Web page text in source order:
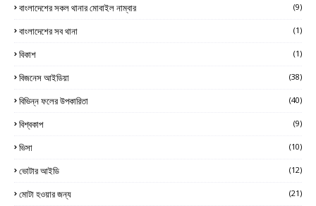
বাংলাদেশের সকল থানার মোবাইল নাম্বার (9)
বাংলাদেশের সব থানা (1)
বিকাশ (1)
বিজনেস আইডিয়া (38)
বিভিন্ন ফলের উপকারিতা (40)
বিশ্বকাপ (9)
ভিসা (10)
ভোটার আইডি (12)
মোটা হওয়ার জন্য (21)